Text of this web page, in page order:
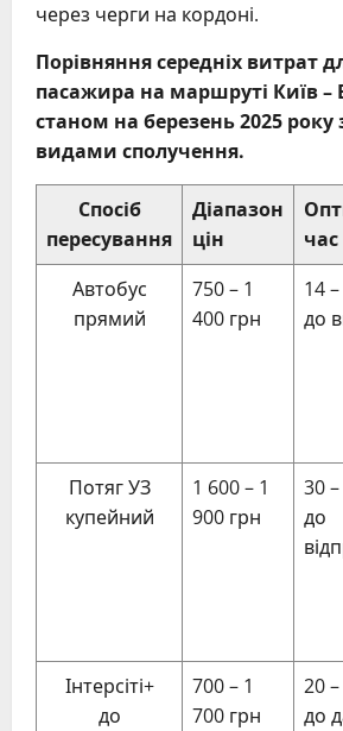
через черги на кордоні.
Порівняння середніх витрат
пасажира на маршруті Київ
станом на березень 2025
видами сполучення.
Спосіб
пересування
Діапазон
цін
час
Автобус
прямий
750 – 1
400 грн
14
до
Потяг УЗ
купейний
1 600 – 1
900 грн
30
до
Інтерсіті+
до
700 – 1
700 грн
20
до